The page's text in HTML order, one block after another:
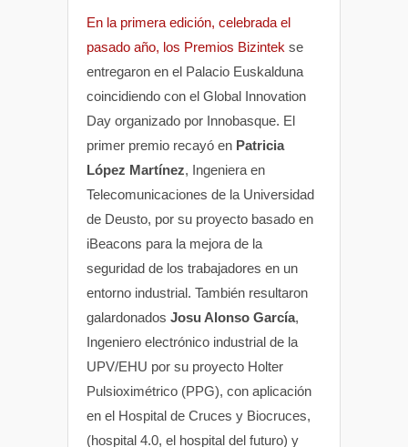
En la primera edición, celebrada el
pasado año, los Premios Bizintek se
entregaron en el Palacio Euskalduna
coincidiendo con el Global Innovation
Day organizado por Innobasque. El
primer premio recayó en Patricia
López Martínez, Ingeniera en
Telecomunicaciones de la Universidad
de Deusto, por su proyecto basado en
iBeacons para la mejora de la
seguridad de los trabajadores en un
entorno industrial. También resultaron
galardonados Josu Alonso García,
Ingeniero electrónico industrial de la
UPV/EHU por su proyecto Holter
Pulsioximétrico (PPG), con aplicación
en el Hospital de Cruces y Biocruces,
(hospital 4.0, el hospital del futuro) y